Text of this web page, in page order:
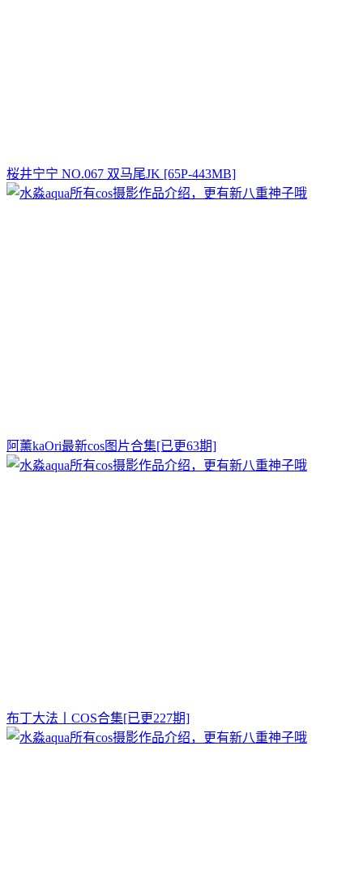
桜井宁宁 NO.067 双马尾JK [65P-443MB]
阿薰kaOri最新cos图片合集[已更63期]
布丁大法丨COS合集[已更227期]